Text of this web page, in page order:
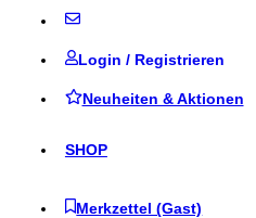
Login / Registrieren
Neuheiten & Aktionen
SHOP
Merkzettel (Gast)